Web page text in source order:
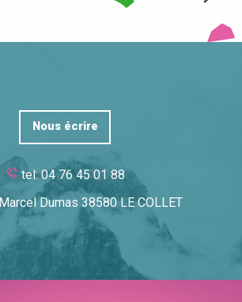
Nous écrire
tel: 04 76 45 01 88
Dumas 38580 LE COLLET